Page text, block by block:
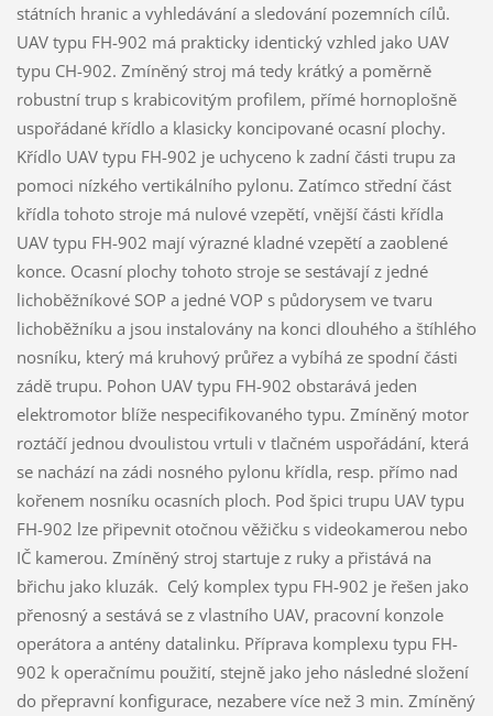
státních hranic a vyhledávání a sledování pozemních cílů.
UAV typu FH-902 má prakticky identický vzhled jako UAV
typu CH-902. Zmíněný stroj má tedy krátký a poměrně
robustní trup s krabicovitým profilem, přímé hornoplošně
uspořádané křídlo a klasicky koncipované ocasní plochy.
Křídlo UAV typu FH-902 je uchyceno k zadní části trupu za
pomoci nízkého vertikálního pylonu. Zatímco střední část
křídla tohoto stroje má nulové vzepětí, vnější části křídla
UAV typu FH-902 mají výrazné kladné vzepětí a zaoblené
konce. Ocasní plochy tohoto stroje se sestávají z jedné
lichoběžníkové SOP a jedné VOP s půdorysem ve tvaru
lichoběžníku a jsou instalovány na konci dlouhého a štíhlého
nosníku, který má kruhový průřez a vybíhá ze spodní části
zádě trupu. Pohon UAV typu FH-902 obstarává jeden
elektromotor blíže nespecifikovaného typu. Zmíněný motor
roztáčí jednou dvoulistou vrtuli v tlačném uspořádání, která
se nachází na zádi nosného pylonu křídla, resp. přímo nad
kořenem nosníku ocasních ploch. Pod špici trupu UAV typu
FH-902 lze připevnit otočnou věžičku s videokamerou nebo
IČ kamerou. Zmíněný stroj startuje z ruky a přistává na
břichu jako kluzák. Celý komplex typu FH-902 je řešen jako
přenosný a sestává se z vlastního UAV, pracovní konzole
operátora a antény datalinku. Příprava komplexu typu FH-
902 k operačnímu použití, stejně jako jeho následné složení
do přepravní konfigurace, nezabere více než 3 min. Zmíněný